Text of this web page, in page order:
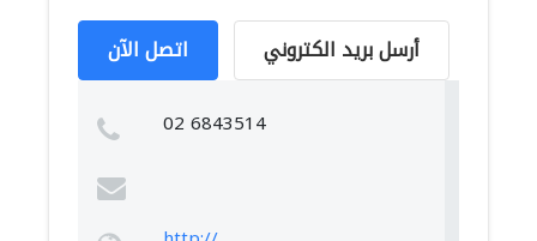
اتصل الآن أرسل بريد الكتروني
02 6843514